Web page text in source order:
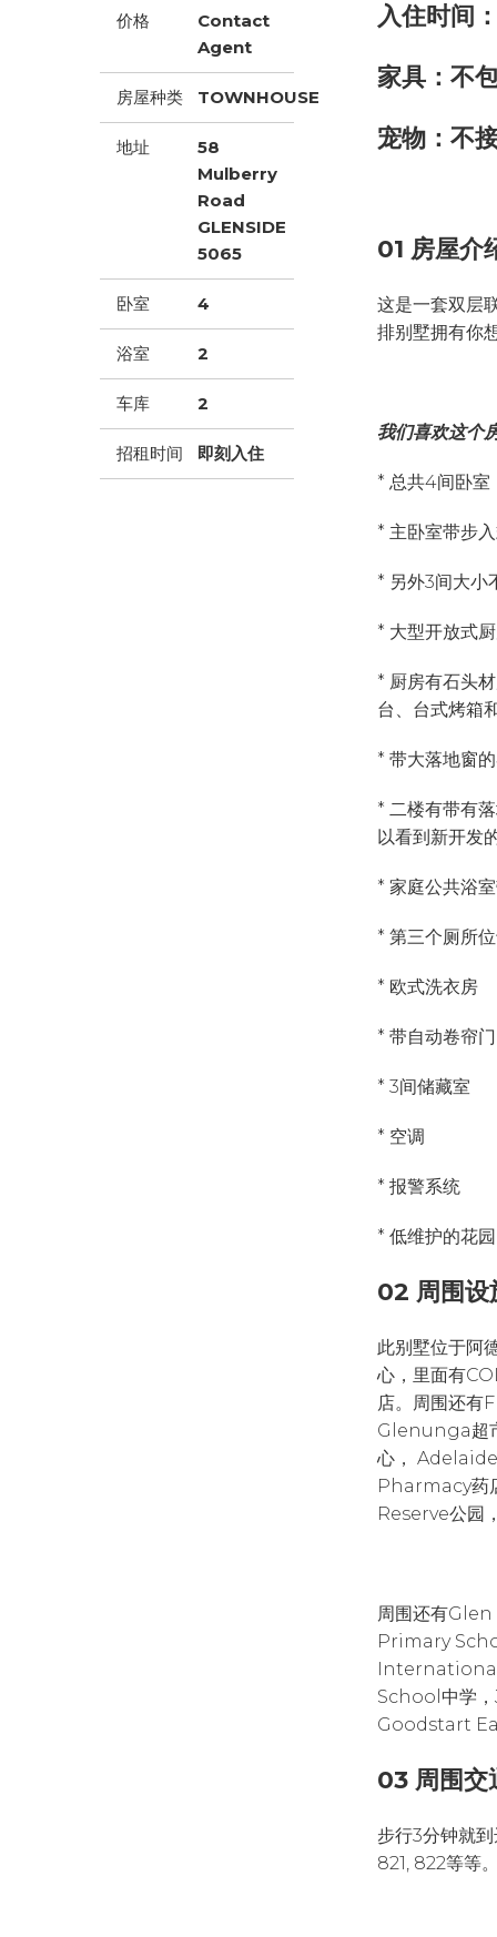
价格
Contact
Agent
房屋种类 TOWNHOUSE
地址
58
Mulberry
Road
GLENSIDE
5065
卧室 4
浴室 2
车库 2
招租时间 即刻入住
入住时间
家具：不
宠物：不
01 房屋介
这是一套双层
排别墅拥有你
我们喜欢这个
* 总共4间卧室
* 主卧室带步
* 另外3间大小
* 大型开放式
* 厨房有石头
台、台式烤箱
* 带大落地窗
* 二楼有带有
以看到新开发
* 家庭公共浴
* 第三个厕所
* 欧式洗衣房
* 带自动卷帘
* 3间储藏室
* 空调
* 报警系统
* 低维护的花
02 周围设
此别墅位于阿
心，里面有
店。周围还
Glenunga超
心，
Pharmacy
Reserve公园
周围还有
Primary
School中学
Goodstart
03 周围交
步行3分钟就
821, 822等等